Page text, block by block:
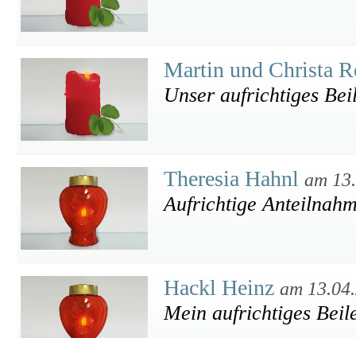
Martin und Christa
Unser aufrichtiges
Theresia Hahnl am
Aufrichtige
Hackl Heinz am
Mein aufrichtiges